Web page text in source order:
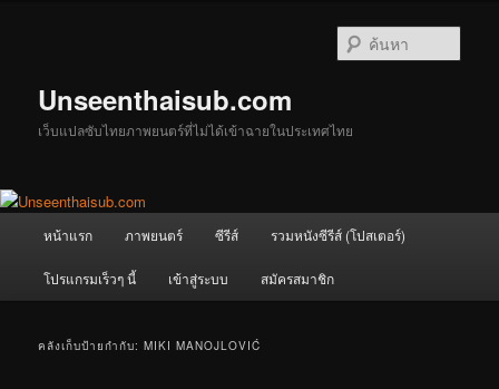
Unseenthaisub.com
เว็บแปลซับไทยภาพยนตร์ที่ไม่ได้เข้าฉายในประเทศไทย
หน้าแรก ภาพยนตร์ ซีรีส์ รวมหนังซีรีส์ (โปสเตอร์)
โปรแกรมเร็วๆ นี้ เข้าสู่ระบบ สมัครสมาชิก
คลังเก็บป้ายกำกับ:MIKI MANOJLOVIĆ